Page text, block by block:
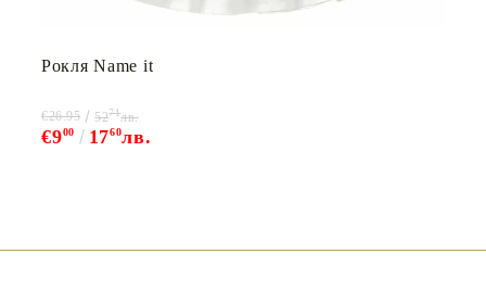
Рокля Name it
€900 1760лв.
€26.95 5271лв.